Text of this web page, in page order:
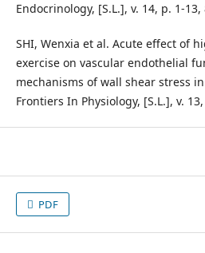
Endocrinology, [S.L.], v. 14, p. 1-13,
SHI, Wenxia et al. Acute effect of
exercise on vascular endothelial
mechanisms of wall shear stress
Frontiers In Physiology, [S.L.], v.
PDF